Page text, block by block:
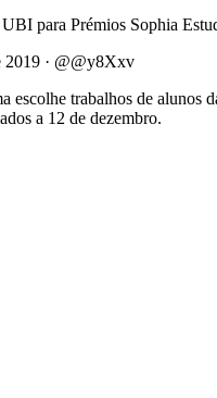
para Prémios Sophia
2019 · @@y8Xxv
escolhe trabalhos de alunos
a 12 de dezembro.